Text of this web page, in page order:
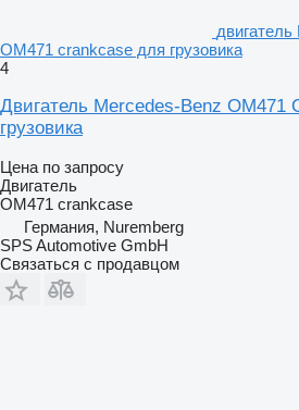
OM471 crankcase для грузовика
4
Двигатель Mercedes-Benz OM471
грузовика
Цена по запросу
Двигатель
OM471 crankcase
Германия, Nuremberg
SPS Automotive GmbH
Связаться с продавцом